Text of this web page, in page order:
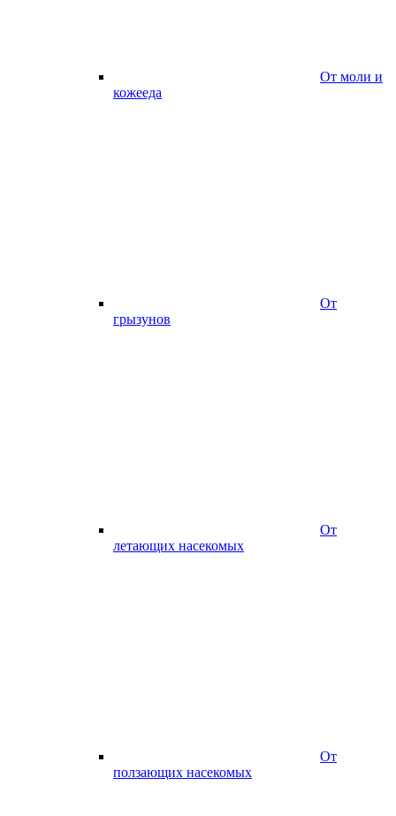
От моли и
кожееда
От
грызунов
От
летающих насекомых
От
ползающих насекомых